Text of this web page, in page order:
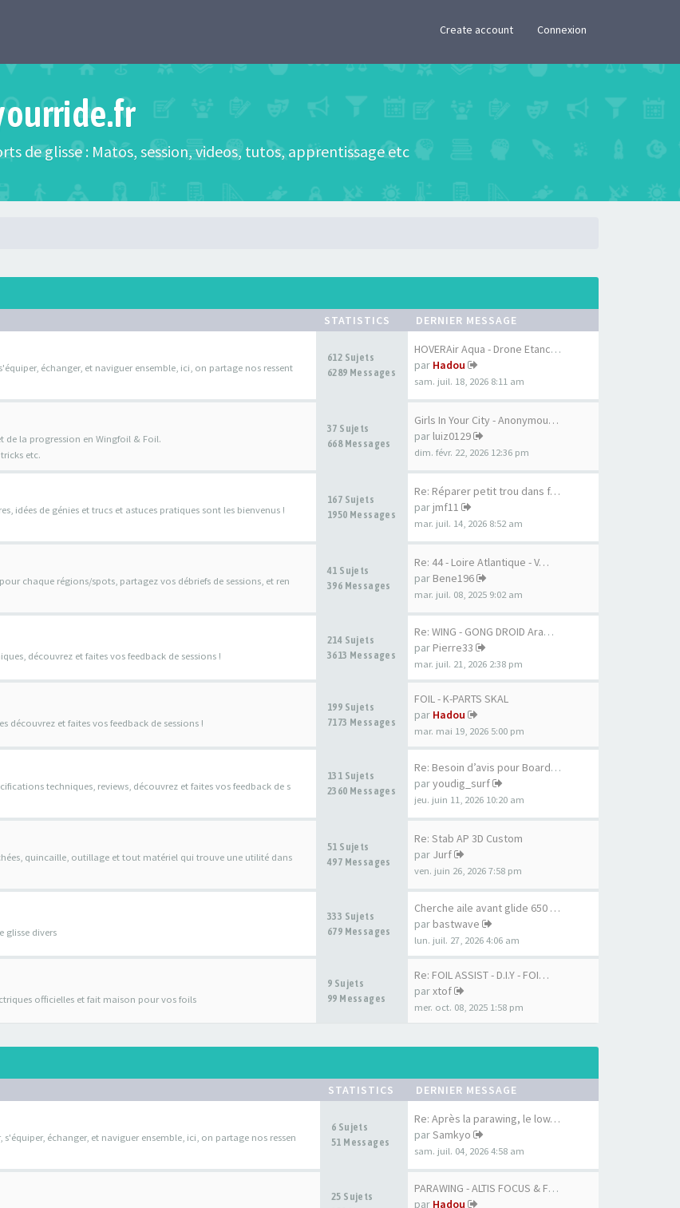
Create account Connexion
de glisse : Matos, session, videos, tutos, apprentissage etc
STATISTICS DERNIER MESSAGE
échanger, et naviguer ensemble, ici, on partage nos ressent
612 Sujets
6289 Messages
HOVERAir Aqua - Drone Etanche…
par Hadou
sam. juil. 18, 2026 8:11 am
de la progression en Wingfoil & Foil.
etc.
37 Sujets
668 Messages
Girls In Your City - Anonymou…
par luiz0129
dim. févr. 22, 2026 12:36 pm
idées de génies et trucs et astuces pratiques sont les bienvenus !
167 Sujets
1950 Messages
Re: Réparer petit trou dans f…
par jmf11
mar. juil. 14, 2026 8:52 am
chaque régions/spots, partagez vos débriefs de sessions, et ren
41 Sujets
396 Messages
Re: 44 - Loire Atlantique - V…
par Bene196
mar. juil. 08, 2025 9:02 am
découvrez et faites vos feedback de sessions !
214 Sujets
3613 Messages
Re: WING - GONG DROID Aramid …
par Pierre33
mar. juil. 21, 2026 2:38 pm
découvrez et faites vos feedback de sessions !
199 Sujets
7173 Messages
FOIL - K-PARTS SKAL
par Hadou
mar. mai 19, 2026 5:00 pm
techniques, reviews, découvrez et faites vos feedback de s
131 Sujets
2360 Messages
Re: Besoin d’avis pour Board …
paryoudig_surf
jeu. juin 11, 2026 10:20 am
quincaille, outillage et tout matériel qui trouve une utilité dans
51 Sujets
497 Messages
Re: Stab AP 3D Custom
par Jurf
ven. juin 26, 2026 7:58 pm
glisse divers
333 Sujets
679 Messages
Cherche aile avant glide 650 …
par bastwave
lun. juil. 27, 2026 4:06 am
officielles et fait maison pour vos foils
9 Sujets
99 Messages
Re: FOIL ASSIST - D.I.Y - FOI…
parxtof
mer. oct. 08, 2025 1:58 pm
STATISTICS DERNIER MESSAGE
échanger, et naviguer ensemble, ici, on partage nos ressen
6 Sujets
51 Messages
Re: Après la parawing, le low…
parSamkyo
sam. juil. 04, 2026 4:58 am
25 Sujets
PARAWING - ALTIS FOCUS & FOCU…
par Hadou